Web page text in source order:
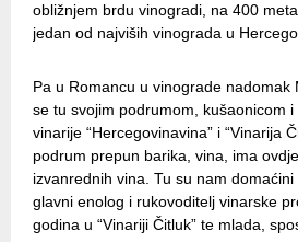
obližnjem brdu vinogradi, na 400
jedan od najviših vinograda u
Pa u Romancu u vinograde nadomak
se tu svojim podrumom, kušaonicom
vinarije “Hercegovinavina” i “Vinarija
podrum prepun barika, vina, ima
izvanrednih vina. Tu su nam domaćini
glavni enolog i rukovoditelj vinarske
godina u “Vinariji Čitluk” te mlada,